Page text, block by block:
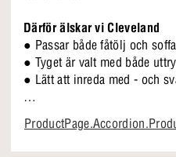
Därför älskar vi Cleveland
● Passar både fåtölj och soffa
● Tyget är valt med både
● Lätt att inreda med - och
Cleveland nackstöd är en
vardagen. Den är skapad för
och dess rundade former